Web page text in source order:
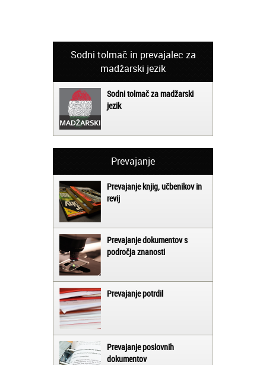
Sodni tolmač in prevajalec za
madžarski jezik
Sodni tolmač za madžarski
jezik
Prevajanje
Prevajanje knjig, učbenikov in
revij
Prevajanje dokumentov s
področja znanosti
Prevajanje potrdil
Prevajanje poslovnih
dokumentov